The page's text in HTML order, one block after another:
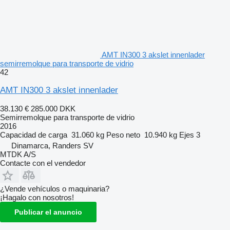
AMT IN300 3 akslet innenlader
semirremolque para transporte de vidrio
42
AMT IN300 3 akslet innenlader
38.130 € 285.000 DKK
Semirremolque para transporte de vidrio
2016
Capacidad de carga 31.060 kg Peso neto 10.940 kg Ejes 3
Dinamarca, Randers SV
MTDK A/S
Contacte con el vendedor
¿Vende vehículos o maquinaria?
¡Hagalo con nosotros!
Publicar el anuncio